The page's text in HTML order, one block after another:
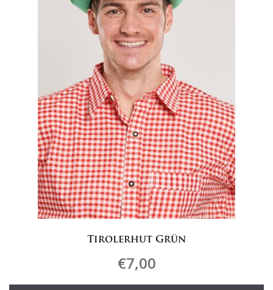
können
auf
der
Produktseite
gewählt
werden
Tirolerhut Grün
€7,00